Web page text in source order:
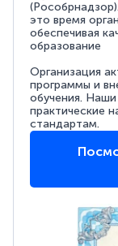
это время
обеспечивая
образование
Организация
программы и
обучения.
практические
стандартам.